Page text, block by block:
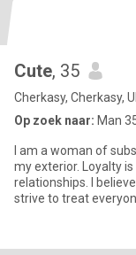
Cute, 35
Cherkasy, Cherkasy,
Op zoek naar: Man
I am a woman of
my exterior. Loyalty
relationships. I
strive to treat